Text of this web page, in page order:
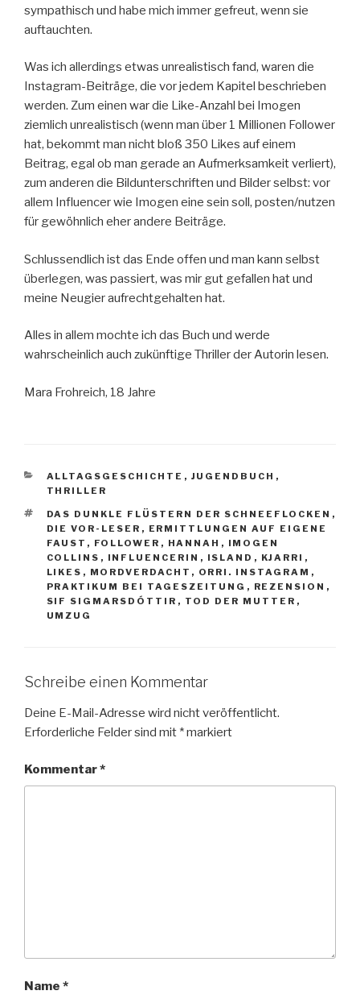
sympathisch und habe mich immer gefreut, wenn sie
auftauchten.
Was ich allerdings etwas unrealistisch fand, waren die
Instagram-Beiträge, die vor jedem Kapitel beschrieben
werden. Zum einen war die Like-Anzahl bei Imogen
ziemlich unrealistisch (wenn man über 1 Millionen Follower
hat, bekommt man nicht bloß 350 Likes auf einem
Beitrag, egal ob man gerade an Aufmerksamkeit verliert),
zum anderen die Bildunterschriften und Bilder selbst: vor
allem Influencer wie Imogen eine sein soll, posten/nutzen
für gewöhnlich eher andere Beiträge.
Schlussendlich ist das Ende offen und man kann selbst
überlegen, was passiert, was mir gut gefallen hat und
meine Neugier aufrechtgehalten hat.
Alles in allem mochte ich das Buch und werde
wahrscheinlich auch zukünftige Thriller der Autorin lesen.
Mara Frohreich, 18 Jahre
KATEGORIEN
ALLTAGSGESCHICHTE , JUGENDBUCH ,
THRILLER
SCHLAGWÖRTER
DAS DUNKLE FLÜSTERN DER SCHNEEFLOCKEN ,
DIE VOR-LESER , ERMITTLUNGEN AUF EIGENE
FAUST , FOLLOWER , HANNAH , IMOGEN
COLLINS , INFLUENCERIN , ISLAND , KJARRI ,
LIKES , MORDVERDACHT , ORRI. INSTAGRAM ,
PRAKTIKUM BEI TAGESZEITUNG , REZENSION ,
SIF SIGMARSDÓTTIR , TOD DER MUTTER ,
UMZUG
Schreibe einen Kommentar
Deine E-Mail-Adresse wird nicht veröffentlicht.
Erforderliche Felder sind mit *markiert
Kommentar*
Name *